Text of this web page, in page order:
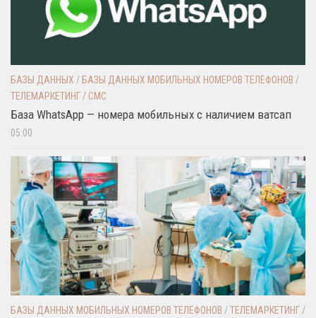
БАЗЫ ДАННЫХ / БАЗЫ ДАННЫХ МОБИЛЬНЫХ НОМЕРОВ ТЕЛЕФОНОВ /
ТЕЛЕМАРКЕТИНГ / СМС
База WhatsApp — номера мобильных с наличием ватсап
05:00
БАЗЫ ДАННЫХ МОБИЛЬНЫХ НОМЕРОВ ТЕЛЕФОНОВ /ТЕЛЕМАРКЕТИНГ /